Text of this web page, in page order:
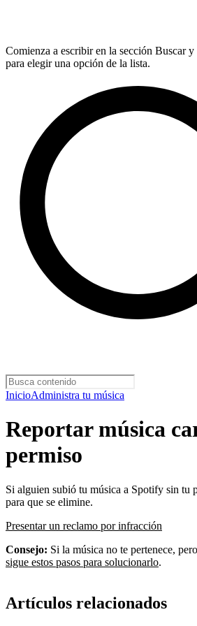
Comienza a escribir en la sección Buscar
para elegir una opción de la lista.
InicioAdministra tu música
Reportar música
permiso
Si alguien subió tu música a Spotify sin tu
para que se elimine.
Presentar un reclamo por infracción
Consejo: Si la música no te pertenece,
sigue estos pasos para solucionarlo.
Artículos relacionados